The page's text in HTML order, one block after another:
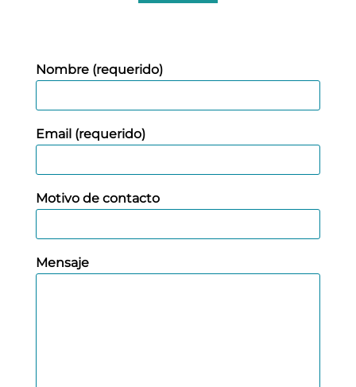
Nombre (requerido)
Email (requerido)
Motivo de contacto
Mensaje